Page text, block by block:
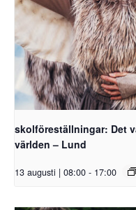
skolföreställningar: Det
världen – Lund
13 augusti | 08:00 - 17:00